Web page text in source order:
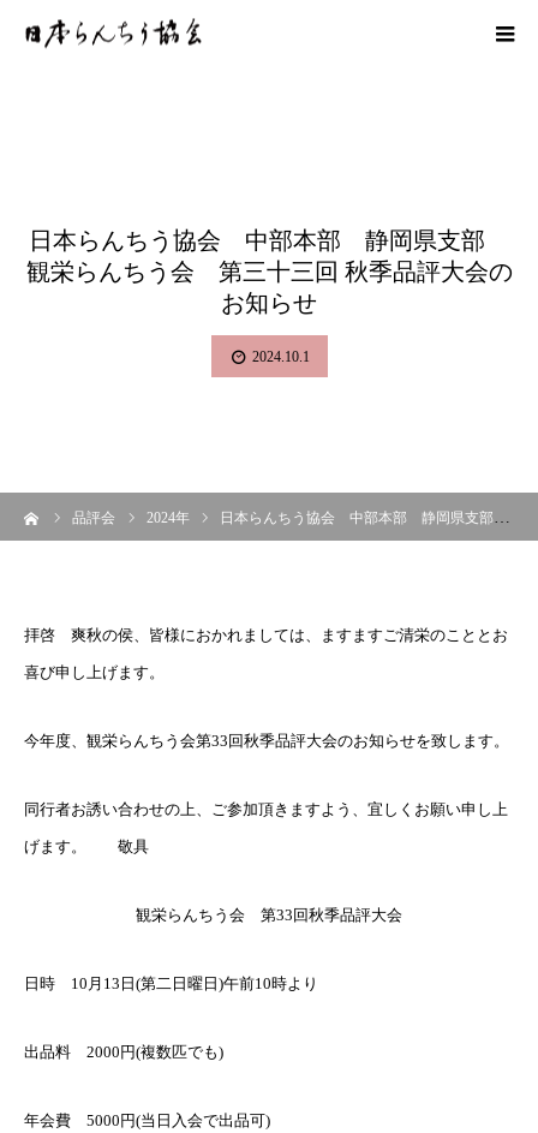
日本らんちう協会 中部本部 静岡県支部
観栄らんちう会 第三十三回 秋季品評大会の
お知らせ
2024.10.1
品評会 2024年 日本らんちう協会 中部本部 静岡県支部 観栄らんちう会 第三十三回 秋季品評大会のお知らせ
拝啓 爽秋の侯、皆様におかれましては、ますますご清栄のこととお
喜び申し上げます。
今年度、観栄らんちう会第33回秋季品評大会のお知らせを致します。
同行者お誘い合わせの上、ご参加頂きますよう、宜しくお願い申し上
げます。 敬具
観栄らんちう会 第33回秋季品評大会
日時 10月13日(第二日曜日)午前10時より
出品料 2000円(複数匹でも)
年会費 5000円(当日入会で出品可)